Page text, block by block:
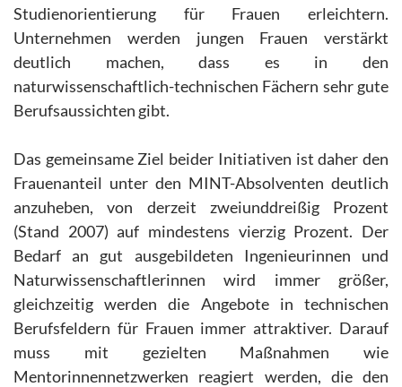
Studienorientierung für Frauen erleichtern.
Unternehmen werden jungen Frauen verstärkt
deutlich machen, dass es in den
naturwissenschaftlich-technischen Fächern sehr gute
Berufsaussichten gibt.
Das gemeinsame Ziel beider Initiativen ist daher den
Frauenanteil unter den MINT-Absolventen deutlich
anzuheben, von derzeit zweiunddreißig Prozent
(Stand 2007) auf mindestens vierzig Prozent. Der
Bedarf an gut ausgebildeten Ingenieurinnen und
Naturwissenschaftlerinnen wird immer größer,
gleichzeitig werden die Angebote in technischen
Berufsfeldern für Frauen immer attraktiver. Darauf
muss mit gezielten Maßnahmen wie
Mentorinnennetzwerken reagiert werden, die den